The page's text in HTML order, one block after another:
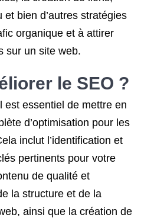
et bien d’autres stratégies
organique et à attirer
sur un site web.
le SEO ?
est essentiel de mettre en
d’optimisation pour les
inclut l’identification et
pertinents pour votre
de qualité et
la structure et de la
ainsi que la création de